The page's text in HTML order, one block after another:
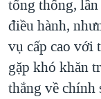
NGƯ DÂN
BÊN KIA
QUAN HỆ VIỆT
tổng thống,
điều hành,
vụ cấp cao với
gặp khó khăn
thắng về chính